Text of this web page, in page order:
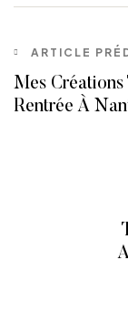
ARTICLE
Mes
Rentrée À